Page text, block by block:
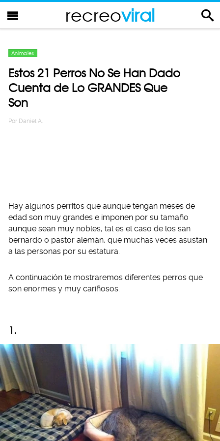
recreoviral
Animales
Estos 21 Perros No Se Han Dado
Cuenta de Lo GRANDES Que
Son
Por Daniel A.
Hay algunos perritos que aunque tengan meses de
edad son muy grandes e imponen por su tamaño
aunque sean muy nobles, tal es el caso de los san
bernardo o pastor alemán, que muchas veces asustan
a las personas por su estatura.
A continuación te mostraremos diferentes perros que
son enormes y muy cariñosos.
1.